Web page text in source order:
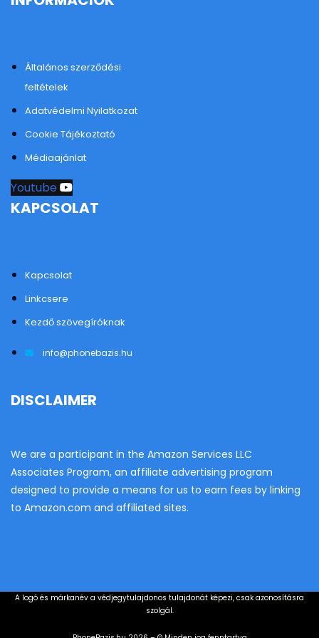
Általános szerződési
feltételek
Adatvédelmi Nyilatkozat
Cookie Tájékoztató
Médiaajánlat
Youtube
KAPCSOLAT
Kapcsolat
Linkcsere
Kezdő szövegíróknak
info@phonebazis.hu
DISCLAIMER
We are a participant in the Amazon Services LLC
Associates Program, an affiliate advertising program
designed to provide a means for us to earn fees by linking
to Amazon.com and affiliated sites.
A logó és márkanév a védjegytulajdonos tulajdonát képezi, csak azonosításra
szolgál.